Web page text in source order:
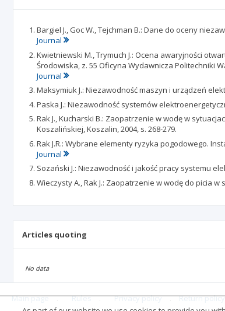
Bargiel J., Goc W., Tejchman B.: Dane do oceny
Journal
Kwietniewski M., Trymuch J.: Ocena awaryjności
Środowiska, z. 55 Oficyna Wydawnicza Politechniki
Journal
Maksymiuk J.: Niezawodność maszyn i urządzeń
Paska J.: Niezawodność systemów
Rak J., Kucharski B.: Zaopatrzenie w wodę w
Koszalińskiej, Koszalin, 2004, s. 268-279.
Rak J.R.: Wybrane elementy ryzyka pogodowego.
Journal
Sozański J.: Niezawodność i jakość pracy systemu
Wieczysty A., Rak J.: Zaopatrzenie w wodę do picia
Articles quoting
No data
Main page . Rules . Privacy policy .
Return policy